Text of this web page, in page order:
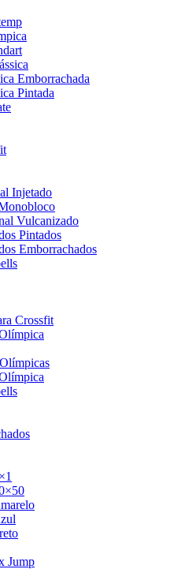
Emborrachada
Pintada
Injetado
Vulcanizado
Pintados
Emborrachados
Crossfit
Jump